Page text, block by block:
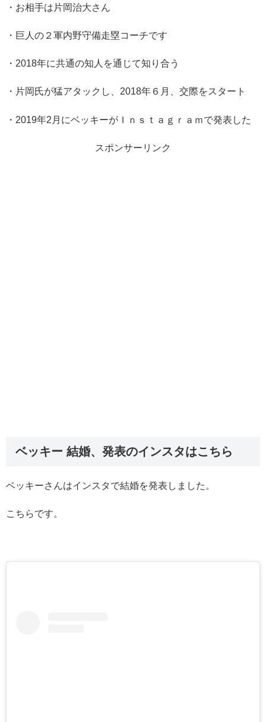
・お相手は 片岡治大さん
・巨人の２軍内野守備走塁コーチです
・2018年に共通の知人を通じて知り合う
・片岡氏が猛アタックし、2018年６月、交際をスタート
・2019年2月にベッキーがＩｎｓｔａｇｒａｍで発表した
スポンサーリンク
ベッキー 結婚、発表のインスタはこちら
ベッキーさんはインスタで結婚を発表しました。
こちらです。